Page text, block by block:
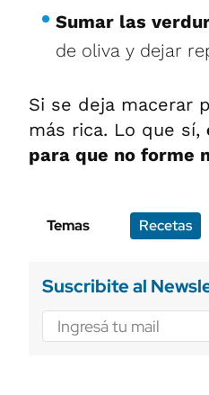
Sumar las
de oliva y dejar
Si se deja macerar
más rica. Lo que sí,
para que no forme
Temas Recetas
Suscribite al